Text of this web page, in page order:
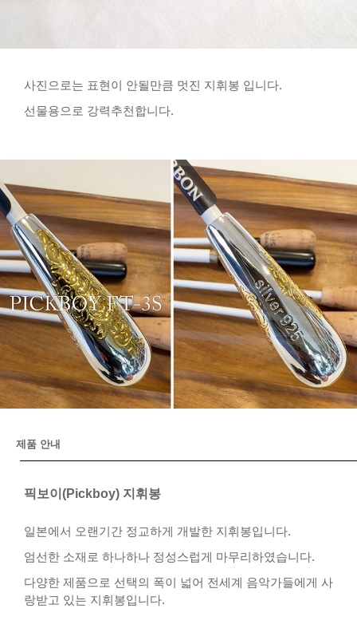
사진으로는 표현이 안될만큼 멋진 지휘봉 입니다.
선물용으로 강력추천합니다.
제품 안내
픽보이(Pickboy) 지휘봉
일본에서 오랜기간 정교하게 개발한 지휘봉입니다.
엄선한 소재로 하나하나 정성스럽게 마무리하였습니다.
다양한 제품으로 선택의 폭이 넓어 전세계 음악가들에게 사
랑받고 있는 지휘봉입니다.